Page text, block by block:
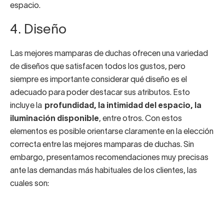
espacio.
4. Diseño
Las mejores mamparas de duchas ofrecen una variedad
de diseños que satisfacen todos los gustos, pero
siempre es importante considerar qué diseño es el
adecuado para poder destacar sus atributos. Esto
incluye la profundidad, la intimidad del espacio, la
iluminación disponible, entre otros. Con estos
elementos es posible orientarse claramente en la elección
correcta entre las mejores mamparas de duchas. Sin
embargo, presentamos recomendaciones muy precisas
ante las demandas más habituales de los clientes, las
cuales son: